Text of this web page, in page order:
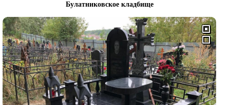
Булатниковское кладбище